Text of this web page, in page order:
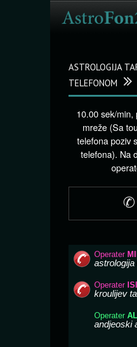
ASTROLOGIJA
TELEFONOM
10.00 sek/min,
mreže (Sa
telefona poziv
telefona). Na
✆